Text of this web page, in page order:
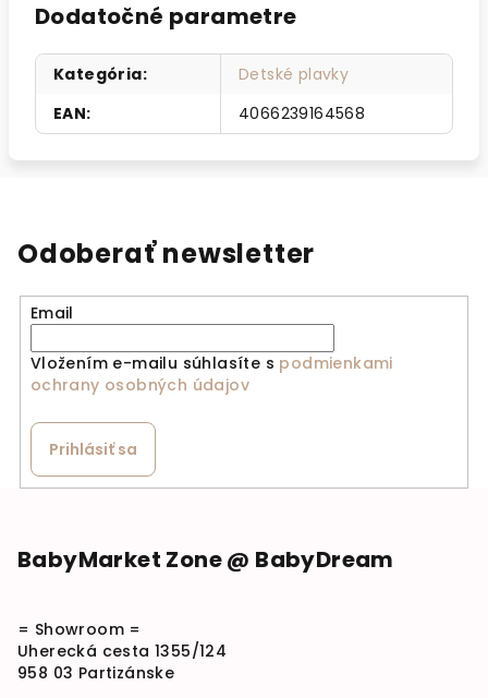
Dodatočné parametre
Kategória:
Detské plavky
EAN: 4066239164568
Odoberať newsletter
Email
Vložením e-mailu súhlasíte s podmienkami
ochrany osobných údajov
Prihlásiť sa
BabyMarket Zone @ BabyDream
= Showroom =
Uherecká cesta 1355/124
958 03 Partizánske